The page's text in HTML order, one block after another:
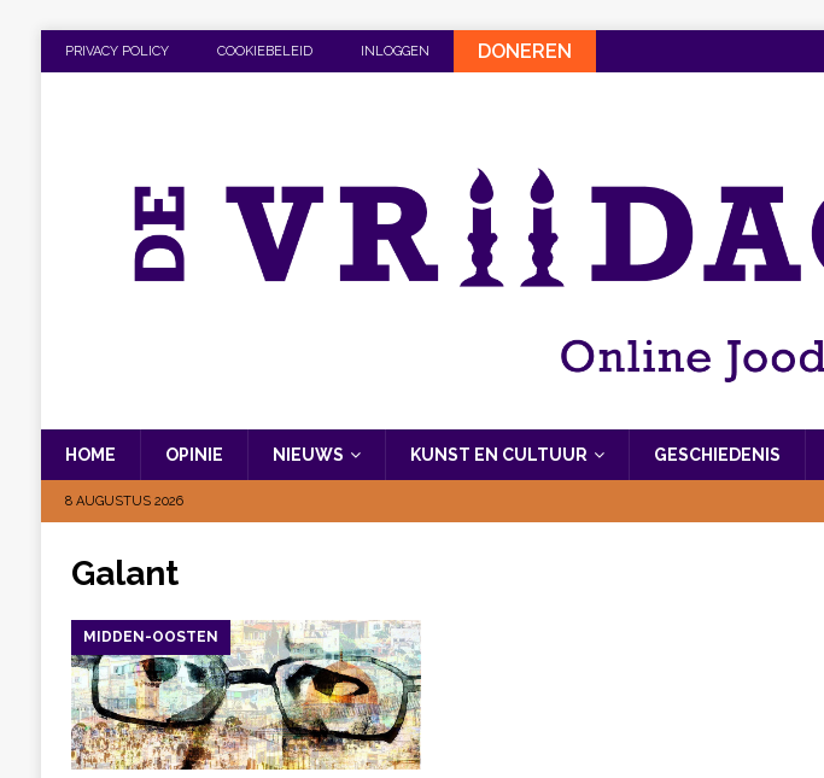
PRIVACY POLICY COOKIEBELEID INLOGGEN DONEREN
HOME OPINIE NIEUWS KUNST EN CULTUUR GESCHIEDENIS
8 AUGUSTUS 2026
Galant
MIDDEN-OOSTEN